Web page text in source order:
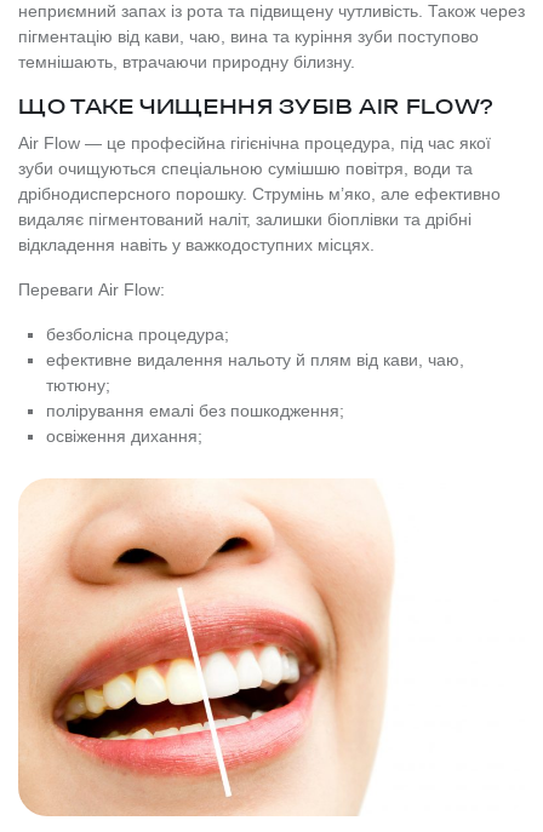
неприємний запах із рота та підвищену чутливість. Також через
пігментацію від кави, чаю, вина та куріння зуби поступово
темнішають, втрачаючи природну білизну.
ЩО ТАКЕ ЧИЩЕННЯ ЗУБІВ AIR FLOW?
Air Flow — це професійна гігієнічна процедура, під час якої
зуби очищуються спеціальною сумішшю повітря, води та
дрібнодисперсного порошку. Струмінь м’яко, але ефективно
видаляє пігментований наліт, залишки біоплівки та дрібні
відкладення навіть у важкодоступних місцях.
Переваги Air Flow:
безболісна процедура;
ефективне видалення нальоту й плям від кави, чаю,
тютюну;
полірування емалі без пошкодження;
освіження дихання;